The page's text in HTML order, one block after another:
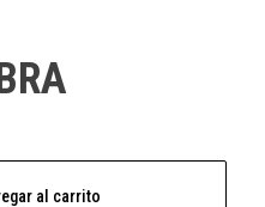
al carrito